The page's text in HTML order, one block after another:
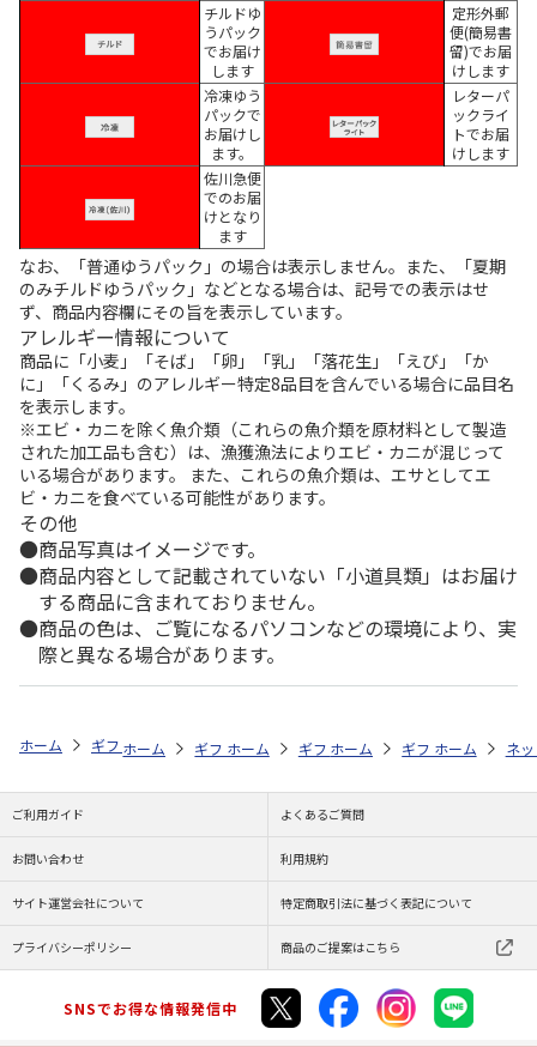
チルドゆ
うパック
でお届け
します
定形外郵
便(簡易書
留)でお届
けします
冷凍ゆう
パックで
お届けし
ます。
レターパ
ックライ
トでお届
けします
佐川急便
でのお届
けとなり
ます
なお、「普通ゆうパック」の場合は表示しません。また、「夏期
のみチルドゆうパック」などとなる場合は、記号での表示はせ
ず、商品内容欄にその旨を表示しています。
アレルギー情報について
商品に「小麦」「そば」「卵」「乳」「落花生」「えび」「か
に」「くるみ」のアレルギー特定8品目を含んでいる場合に品目名
を表示します。
※エビ・カニを除く魚介類（これらの魚介類を原材料として製造
された加工品も含む）は、漁獲漁法によりエビ・カニが混じって
いる場合があります。 また、これらの魚介類は、エサとしてエ
ビ・カニを食べている可能性があります。
その他
商品写真はイメージです。
商品内容として記載されていない「小道具類」はお届け
する商品に含まれておりません。
商品の色は、ご覧になるパソコンなどの環境により、実
際と異なる場合があります。
ホーム ギフトストア お中元・夏ギフト特集 2026 お菓子・スイーツ
ホーム ギフトストア お中元・夏ギフト特集 2026
ホーム ギフトストア お中元・夏ギフト
ホーム ギフトストア お
ホーム ネ
ご利用ガイド よくあるご質問
お問い合わせ 利用規約
サイト運営会社について 特定商取引法に基づく表記について
プライバシーポリシー 商品のご提案はこちら
SNSでお得な情報発信中